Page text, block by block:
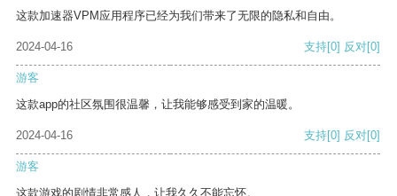
这款加速器VPM应用程序已经为我们带来了无限的隐私和自由。
2024-04-16 支持[0] 反对[0]
游客
这款app的社区氛围很温馨，让我能够感受到家的温暖。
2024-04-16 支持[0] 反对[0]
游客
这款游戏的剧情非常感人，让我久久不能忘怀。